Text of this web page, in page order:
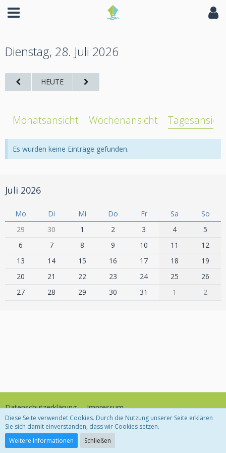
Dienstag, 28. Juli 2026
HEUTE
Monatsansicht Wochenansicht Tagesansicht
Es wurden keine Einträge gefunden.
Juli 2026
Mo Di Mi Do Fr Sa
So
29
30 1 2 3 4
5
6
7 8 9 10 11
12
13
14 15 16 17 18
19
20
21 22 23 24 25
26
27
28 29 30 31 1 2
Datenschutzerklärung Impressum
Community-Software:
Diese Seite verwendet Cookies. Durch die Nutzung unserer Seite erklären
Sie sich damit einverstanden, dass wir Cookies setzen.
Weitere Informationen
Schließen